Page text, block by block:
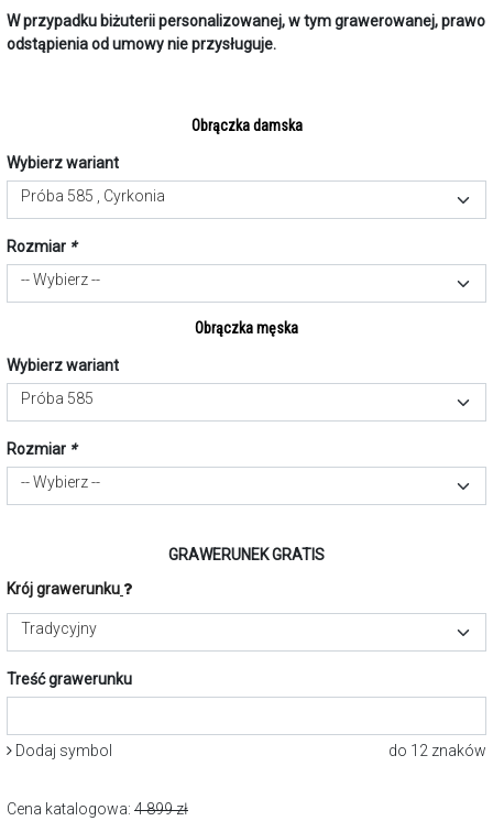
W przypadku biżuterii personalizowanej, w tym grawerowanej, prawo
odstąpienia od umowy nie przysługuje.
Obrączka damska
Wybierz wariant
Próba 585 , Cyrkonia
Rozmiar *
-- Wybierz --
Obrączka męska
Wybierz wariant
Próba 585
Rozmiar *
-- Wybierz --
GRAWERUNEK GRATIS
Krój grawerunku
Tradycyjny
Treść grawerunku
Dodaj symbol do 12 znaków
Cena katalogowa: 4 899zł